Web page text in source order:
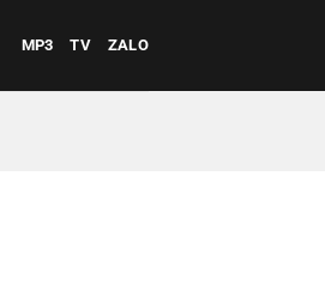
MP3 TV ZALO